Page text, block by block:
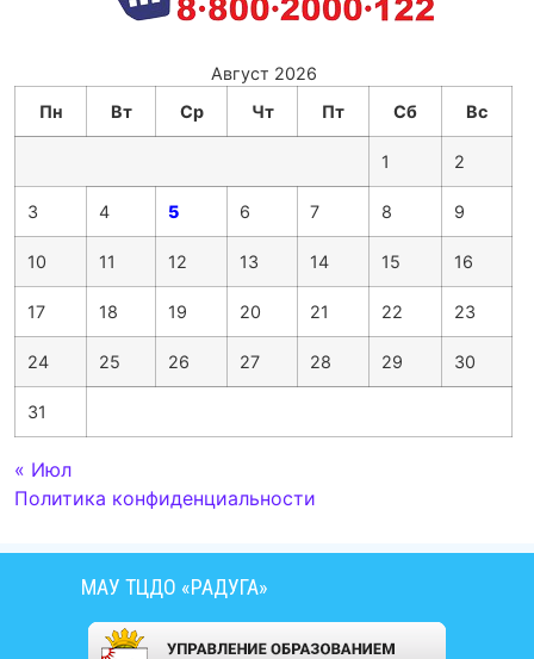
Август 2026
Пн
Вт Ср Чт Пт Сб Вс
1 2
3 4 5 6 7 8 9
10 11 12 13 14 15 16
17 18 19 20 21 22 23
24 25 26 27 28 29 30
31
« Июл
Политика конфиденциальности
МАУ ТЦДО «РАДУГА»